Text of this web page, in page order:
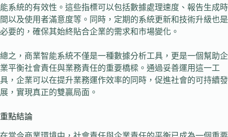
能系統的有效性。這些指標可以包括數據處理速度、報告生成時
間以及使用者滿意度等。同時，定期的系統更新和技術升級也是
必要的，確保其始終貼合企業的需求和市場變化。
總之，商業智能系統不僅是一種數據分析工具，更是一個幫助企
業平衡社會責任與業務責任的重要橋樑。通過妥善運用這一工
具，企業可以在提升業務運作效率的同時，促進社會的可持續發
展，實現真正的雙贏局面。
重點結論